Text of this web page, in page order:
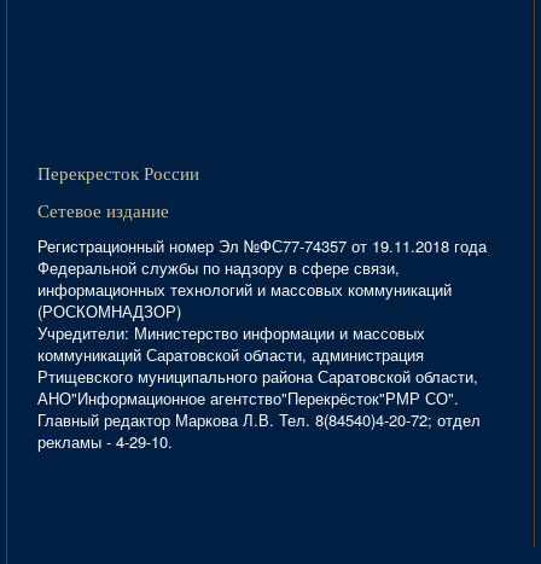
Перекресток России
Сетевое издание
Регистрационный номер Эл №ФС77-74357 от 19.11.2018 года
Федеральной службы по надзору в сфере связи,
информационных технологий и массовых коммуникаций
(РОСКОМНАДЗОР)
Учредители: Министерство информации и массовых
коммуникаций Саратовской области, администрация
Ртищевского муниципального района Саратовской области,
АНО"Информационное агентство"Перекрёсток"РМР СО".
Главный редактор Маркова Л.В. Тел. 8(84540)4-20-72; отдел
рекламы - 4-29-10.